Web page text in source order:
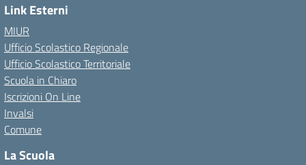
Link Esterni
MIUR
Ufficio Scolastico Regionale
Ufficio Scolastico Territoriale
Scuola in Chiaro
Iscrizioni On Line
Invalsi
Comune
La Scuola